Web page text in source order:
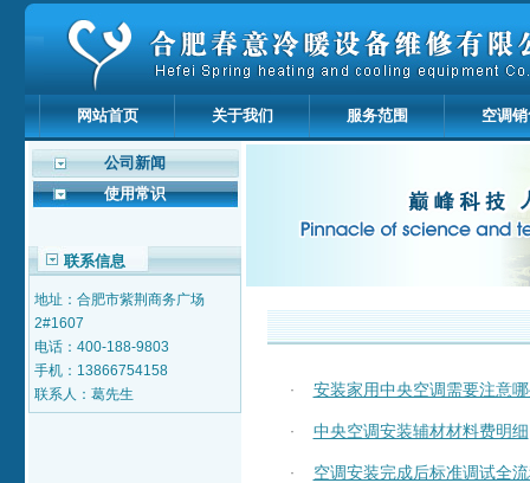
网站首页 关于我们 服务范围 空调销
公司新闻
使用常识
联系信息
地址：合肥市紫荆商务广场
2#1607
电话：400-188-9803
手机：13866754158
联系人：葛先生
· 安装家用中央空调需要注意
· 中央空调安装辅材材料费明细
· 空调安装完成后标准调试全